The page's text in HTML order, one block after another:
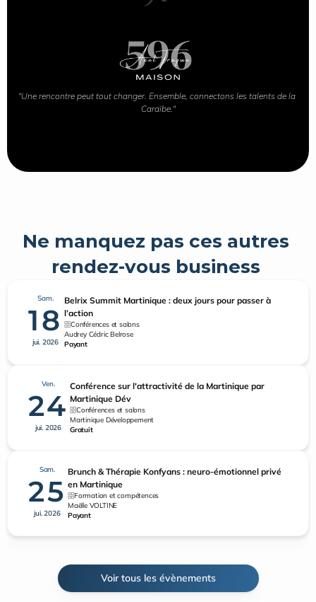
"Une rencontre peut tout changer. Ensemble, connectons les talents de la
Caraïbe."
Ne manquez pas ces autres
rendez-vous business
Voir tous les évènements
Sam.
18
jui. 2026
Belrix Summit Martinique : deux jours pour passer à
l’action
Conférences et salons
Audrey Cédric Belrose
Payant
Ven.
24
jui. 2026
Conférence sur l'attractivité de la Martinique par
Martinique Dév
Conférences et salons
Martinique Développement
Gratuit
Sam.
25
jui. 2026
Brunch & Thérapie Konfyans : neuro-émotionnel privé
en Martinique
Formation et compétences
Maëlle VOLTINE
Payant